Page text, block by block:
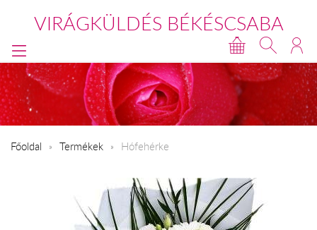
VIRÁGKÜLDÉS BÉKÉSCSABA
Főoldal Termékek Hófehérke